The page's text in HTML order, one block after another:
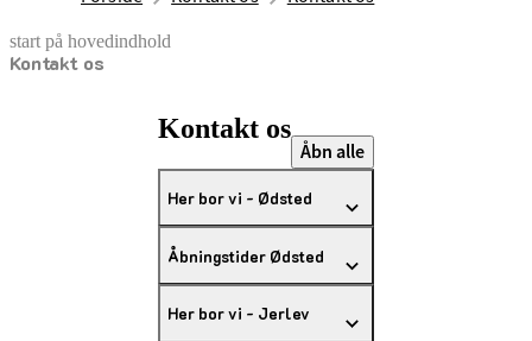
start på hovedindhold
Kontakt os
senest opdateret 13. august 2025
Kontakt os
Åbn alle
Her bor vi - Ødsted
Åbningstider Ødsted
Her bor vi - Jerlev